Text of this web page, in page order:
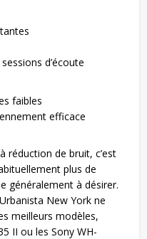
d’écoute
faibles
efficace
réduction de bruit, c’est
plus de
généralement à désirer.
New York ne
meilleurs modèles,
II ou les Sony WH-